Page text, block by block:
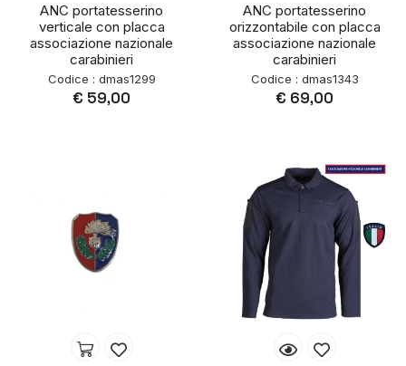
ANC portatesserino
verticale con placca
associazione nazionale
carabinieri
Codice : dmas1299
€ 59,00
ANC portatesserino
orizzontabile con placca
associazione nazionale
carabinieri
Codice : dmas1343
€ 69,00